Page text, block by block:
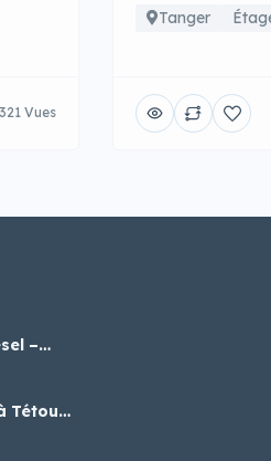
321 Vues
Tanger
–
Tétouan